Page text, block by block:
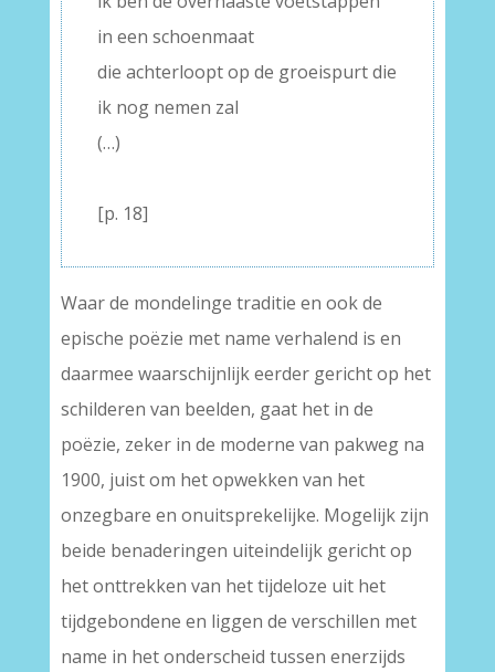
in een schoenmaat
die achterloopt op de groeispurt die
ik nog nemen zal
(…)
[p. 18]
Waar de mondelinge traditie en ook de
epische poëzie met name verhalend is en
daarmee waarschijnlijk eerder gericht op het
schilderen van beelden, gaat het in de
poëzie, zeker in de moderne van pakweg na
1900, juist om het opwekken van het
onzegbare en onuitsprekelijke. Mogelijk zijn
beide benaderingen uiteindelijk gericht op
het onttrekken van het tijdeloze uit het
tijdgebondene en liggen de verschillen met
name in het onderscheid tussen enerzijds